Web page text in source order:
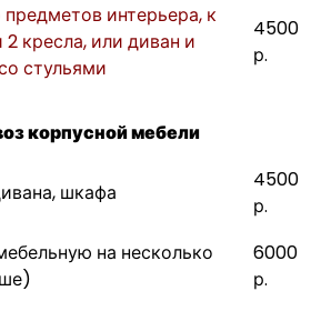
интерьера, к
кресла, или диван и
стульями
4500
р.
корпусной мебели
шкафа
4500
р.
на несколько
6000
р.